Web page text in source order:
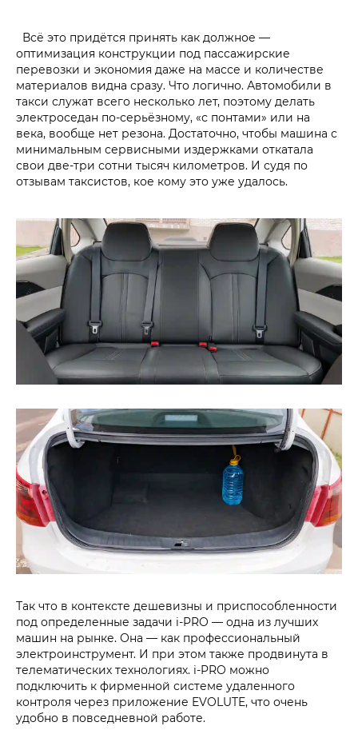
Всё это придётся принять как должное —
оптимизация конструкции под пассажирские
перевозки и экономия даже на массе и количестве
материалов видна сразу. Что логично. Автомобили в
такси служат всего несколько лет, поэтому делать
электроседан по-серьёзному, «с понтами» или на
века, вообще нет резона. Достаточно, чтобы машина с
минимальным сервисными издержками откатала
свои две-три сотни тысяч километров. И судя по
отзывам таксистов, кое кому это уже удалось.
Так что в контексте дешевизны и приспособленности
под определенные задачи i‑PRO — одна из лучших
машин на рынке. Она — как профессиональный
электроинструмент. И при этом также продвинута в
телематических технологиях. i‑PRO можно
подключить к фирменной системе удаленного
контроля через приложение EVOLUTE, что очень
удобно в повседневной работе.